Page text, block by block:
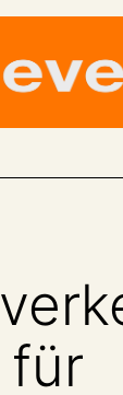
für